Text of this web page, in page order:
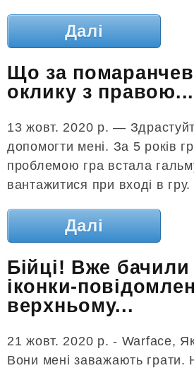
Далі
Що за
оклику з правою...
13 жовт. 2020 р. —
допомогти мені. За 5 років
проблемою гра встала
вантажитися при вході в гру.
Далі
Бійці! Вже бачили
іконки-
верхньому...
21 жовт. 2020 р. - Warface,
Вони мені заважають грати.